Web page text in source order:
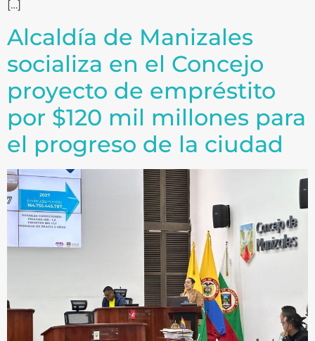
[…]
Alcaldía de Manizales
socializa en el Concejo
proyecto de empréstito
por $120 mil millones para
el progreso de la ciudad